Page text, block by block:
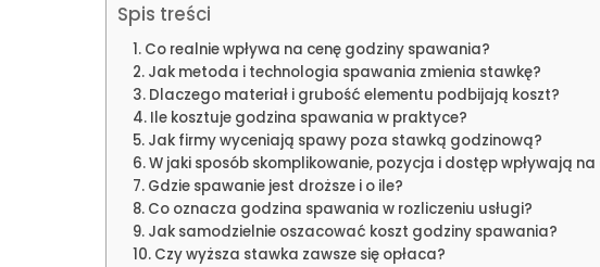
Spis treści
Co realnie wpływa na cenę godziny spawania?
Jak metoda i technologia spawania zmienia stawkę?
Dlaczego materiał i grubość elementu podbijają koszt?
Ile kosztuje godzina spawania w praktyce?
Jak firmy wyceniają spawy poza stawką godzinową?
W jaki sposób skomplikowanie, pozycja i dostęp wpływają na
Gdzie spawanie jest droższe i o ile?
Co oznacza godzina spawania w rozliczeniu usługi?
Jak samodzielnie oszacować koszt godziny spawania?
Czy wyższa stawka zawsze się opłaca?